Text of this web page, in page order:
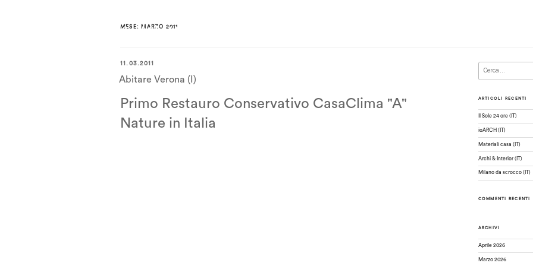
MESE: MARZO 2011
11.03.2011
Abitare Verona (I)
Primo Restauro Conservativo CasaClima "A"
Nature in Italia
ARTICOLI RECENTI
Il Sole 24 ore (IT)
ioARCH (IT)
Materiali casa (IT)
Archi & Interior (IT)
Milano da scrocco (IT)
COMMENTI RECENTI
ARCHIVI
Aprile 2026
Marzo 2026